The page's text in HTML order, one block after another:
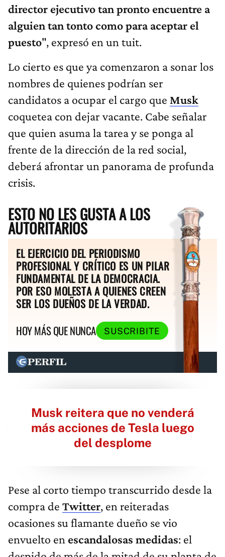
director ejecutivo tan pronto encuentre a
alguien tan tonto como para aceptar el
puesto", expresó en un tuit.
Lo cierto es que ya comenzaron a sonar los
nombres de quienes podrían ser
candidatos a ocupar el cargo que Musk
coquetea con dejar vacante. Cabe señalar
que quien asuma la tarea y se ponga al
frente de la dirección de la red social,
deberá afrontar un panorama de profunda
crisis.
ESTO NO LES GUSTA A LOS
AUTORITARIOS
EL EJERCICIO DEL PERIODISMO
PROFESIONAL Y CRÍTICO ES UN PILAR
FUNDAMENTAL DE LA DEMOCRACIA.
POR ESO MOLESTA A QUIENES CREEN
SER LOS DUEÑOS DE LA VERDAD.
HOY MÁS QUE NUNCA
SUSCRIBITE
Musk reitera que no venderá
más acciones de Tesla luego
del desplome
Pese al corto tiempo transcurrido desde la
compra de Twitter, en reiteradas
ocasiones su flamante dueño se vio
envuelto en escandalosas medidas: el